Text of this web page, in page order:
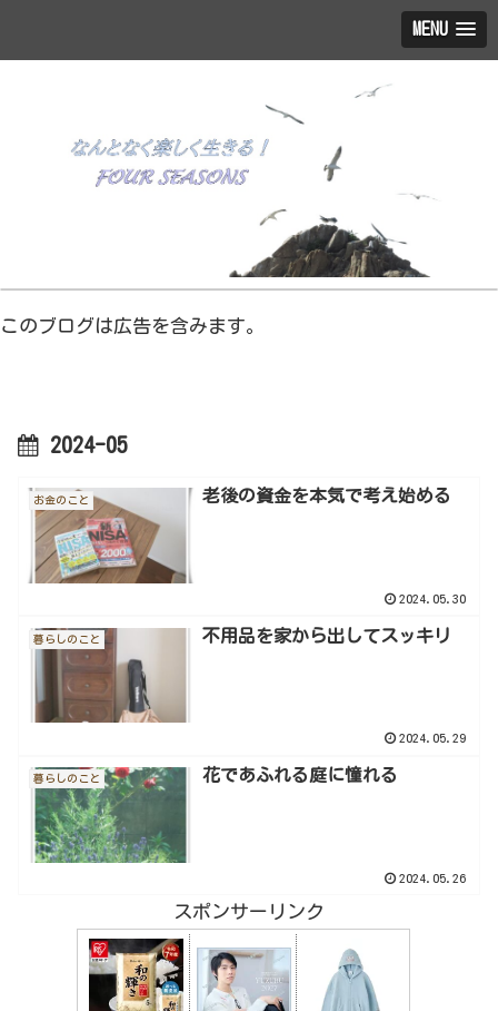
MENU
このブログは広告を含みます。
2024-05
お金のこと 老後の資金を本気で考え始める
2024.05.30
暮らしのこと 不用品を家から出してスッキリ
2024.05.29
暮らしのこと 花であふれる庭に憧れる
2024.05.26
スポンサーリンク